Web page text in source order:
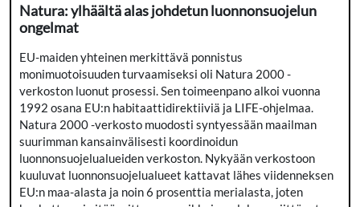
Natura: ylhäältä alas johdetun luonnonsuojelun
ongelmat
EU-maiden yhteinen merkittävä ponnistus
monimuotoisuuden turvaamiseksi oli Natura 2000 -
verkoston luonut prosessi. Sen toimeenpano alkoi vuonna
1992 osana EU:n habitaattidirektiiviä ja LIFE-ohjelmaa.
Natura 2000 -verkosto muodosti syntyessään maailman
suurimman kansainvälisesti koordinoidun
luonnonsuojelualueiden verkoston. Nykyään verkostoon
kuuluvat luonnonsuojelualueet kattavat lähes viidenneksen
EU:n maa-alasta ja noin 6 prosenttia merialasta, joten